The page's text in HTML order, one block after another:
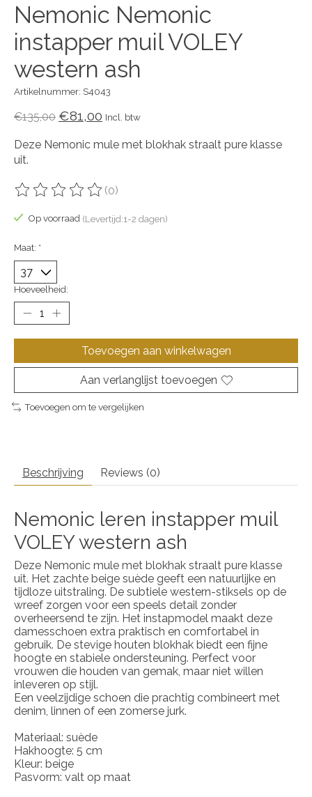
Nemonic Nemonic
instapper muil VOLEY
western ash
Artikelnummer: S4043
€135,00 €81,00 Incl. btw
Deze Nemonic mule met blokhak straalt pure klasse
uit.
De beoordeling van dit product is
(0)
Op voorraad (Levertijd:1-2 dagen)
Maat: *
Hoeveelheid:
Toevoegen aan winkelwagen
Aan verlanglijst toevoegen
Toevoegen om te vergelijken
Beschrijving Reviews (0)
Nemonic leren instapper muil
VOLEY western ash
Deze Nemonic mule met blokhak straalt pure klasse
uit. Het zachte beige suède geeft een natuurlijke en
tijdloze uitstraling. De subtiele western-stiksels op de
wreef zorgen voor een speels detail zonder
overheersend te zijn. Het instapmodel maakt deze
damesschoen extra praktisch en comfortabel in
gebruik. De stevige houten blokhak biedt een fijne
hoogte en stabiele ondersteuning. Perfect voor
vrouwen die houden van gemak, maar niet willen
inleveren op stijl.
Een veelzijdige schoen die prachtig combineert met
denim, linnen of een zomerse jurk.
Materiaal: suède
Hakhoogte: 5 cm
Kleur: beige
Pasvorm: valt op maat